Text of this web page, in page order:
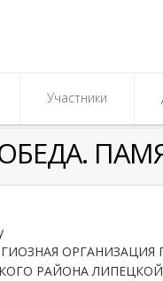
Участники
РАЙОНА